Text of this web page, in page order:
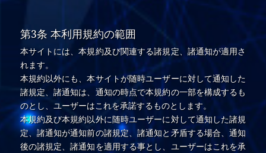
第3条 本利用規約の範囲
本サイトには、本規約及び関連する諸規定、諸通知が適用さ
れます。
本規約以外にも、本サイトが随時ユーザーに対して通知した
諸規定、諸通知は、通知の時点で本規約の一部を構成するも
のとし、ユーザーはこれを承諾するものとします。
本規約及び本規約以外に随時ユーザーに対して通知した諸規
定、諸通知が通知前の諸規定、諸通知と矛盾する場合、通知
後の諸規定、諸通知を適用する事とし、ユーザーはこれを承